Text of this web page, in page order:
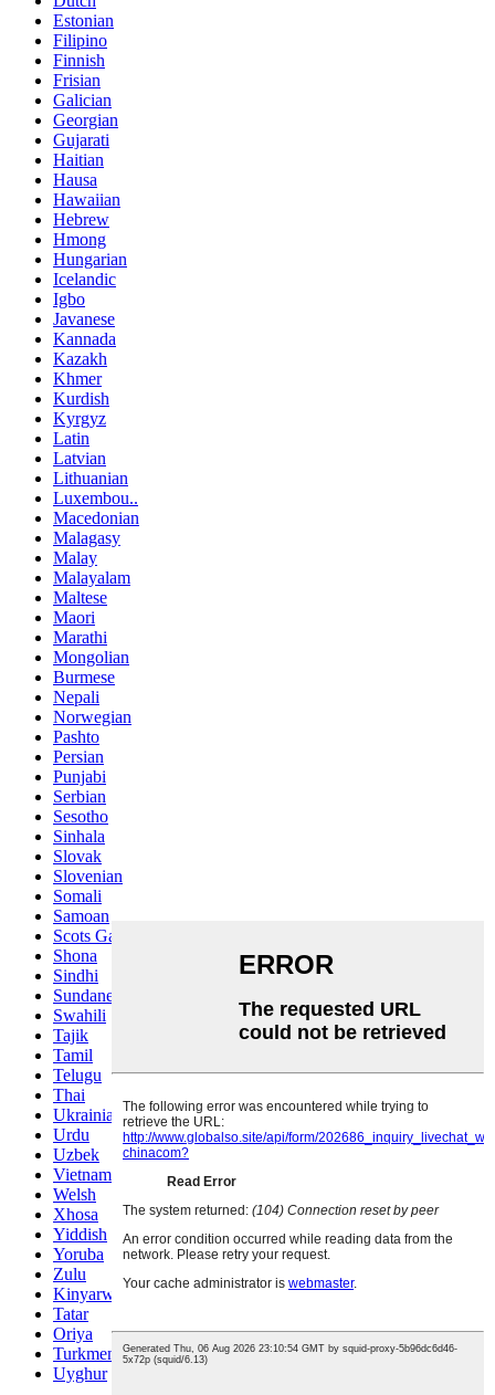
Estonian
Filipino
Finnish
Frisian
Galician
Georgian
Gujarati
Haitian
Hausa
Hawaiian
Hebrew
Hmong
Hungarian
Icelandic
Igbo
Javanese
Kannada
Kazakh
Khmer
Kurdish
Kyrgyz
Latin
Latvian
Lithuanian
Luxembou..
Macedonian
Malagasy
Malay
Malayalam
Maltese
Maori
Marathi
Mongolian
Burmese
Nepali
Norwegian
Pashto
Persian
Punjabi
Serbian
Sesotho
Sinhala
Slovak
Slovenian
Somali
Samoan
Scots Gaelic
Shona
Sindhi
Sundanese
Swahili
Tajik
Tamil
Telugu
Thai
Ukrainian
Urdu
Uzbek
Vietnamese
Welsh
Xhosa
Yiddish
Yoruba
Zulu
Kinyarwanda
Tatar
Oriya
Turkmen
Uyghur